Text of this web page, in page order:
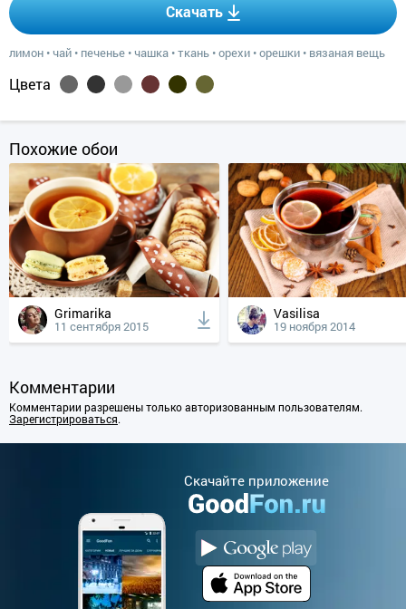
Скачать
лимон •чай • печенье •чашка •ткань •орехи •орешки • вязаная вещь
Цвета
Похожие обои
Grimarika
11 сентября 2015
Vasilisa
19 ноября 2014
Комментарии
Комментарии разрешены только авторизованным пользователям.
Зарегистрироваться.
Cкачайте приложение